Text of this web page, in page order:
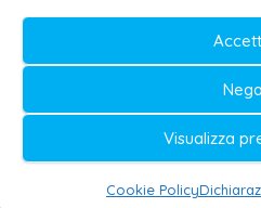
Nega
Visualizza
Cookie Policy
© 2020-2026 |
Testata iscritta al n.
Stampa
Editore e
Daniele G.